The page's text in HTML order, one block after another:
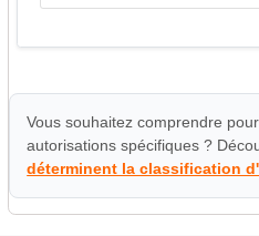
Vous souhaitez comprendre
autorisations spécifiques ?
déterminent la classification